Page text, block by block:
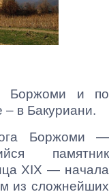
Боржоми и по
– в Бакуриани.
Боржоми —
памятник
XIX — начала
из сложнейших